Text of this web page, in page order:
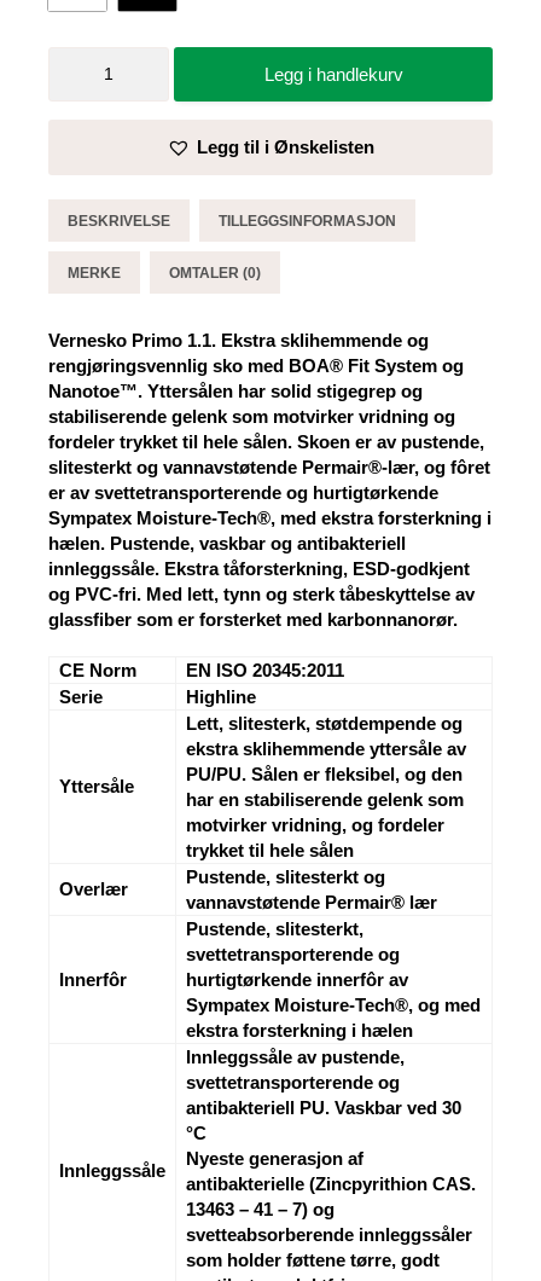
Legg i handlekurv
Legg til i Ønskelisten
BESKRIVELSE TILLEGGSINFORMASJON
MERKE OMTALER (0)
Vernesko Primo 1.1. Ekstra sklihemmende og
rengjøringsvennlig sko med BOA® Fit System og
Nanotoe™. Yttersålen har solid stigegrep og
stabiliserende gelenk som motvirker vridning og
fordeler trykket til hele sålen. Skoen er av pustende,
slitesterkt og vannavstøtende Permair®-lær, og fôret
er av svettetransporterende og hurtigtørkende
Sympatex Moisture-Tech®, med ekstra forsterkning i
hælen. Pustende, vaskbar og antibakteriell
innleggssåle. Ekstra tåforsterkning, ESD-godkjent
og PVC-fri. Med lett, tynn og sterk tåbeskyttelse av
glassfiber som er forsterket med karbonnanorør.
CE Norm
EN ISO 20345:2011
Serie
Highline
Yttersåle
Lett, slitesterk, støtdempende og
ekstra sklihemmende yttersåle av
PU/PU. Sålen er fleksibel, og den
har en stabiliserende gelenk som
motvirker vridning, og fordeler
trykket til hele sålen
Overlær
Pustende, slitesterkt og
vannavstøtende Permair® lær
Innerfôr
Pustende, slitesterkt,
svettetransporterende og
hurtigtørkende innerfôr av
Sympatex Moisture-Tech®, og med
ekstra forsterkning i hælen
Innleggssåle
Innleggssåle av pustende,
svettetransporterende og
antibakteriell PU. Vaskbar ved 30
°C
Nyeste generasjon af
antibakterielle (Zincpyrithion CAS.
13463 – 41 – 7) og
svetteabsorberende innleggssåler
som holder føttene tørre, godt